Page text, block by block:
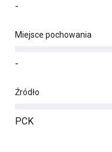
-
Miejsce pochowania
-
Źródło
PCK